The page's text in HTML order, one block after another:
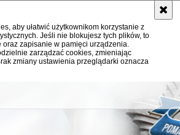
aby ułatwić użytkownikom korzystanie z
Jeśli nie blokujesz tych plików, to
oraz zapisanie w pamięci urządzenia.
zarządzać cookies, zmieniając
zmiany ustawienia przeglądarki oznacza